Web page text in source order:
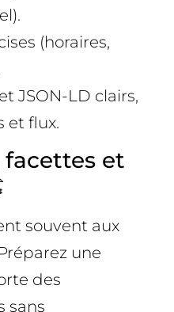
(horaires,
JSON-LD clairs,
et flux.
et
souvent aux
une
des
sans